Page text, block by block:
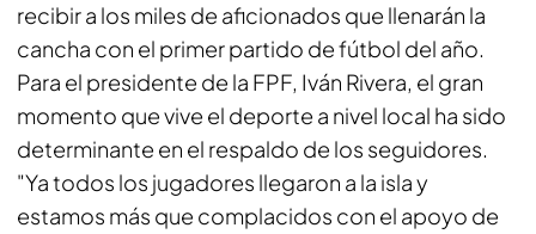
recibir a los miles de aficionados que llenarán la
cancha con el primer partido de fútbol del año.
Para el presidente de la FPF, Iván Rivera, el gran
momento que vive el deporte a nivel local ha sido
determinante en el respaldo de los seguidores.
"Ya todos los jugadores llegaron a la isla y
estamos más que complacidos con el apoyo de